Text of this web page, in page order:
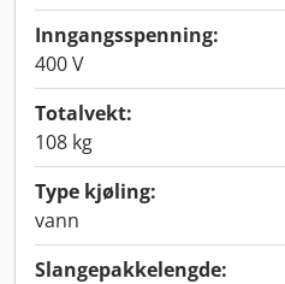
Inngangsspenning:
400 V
Totalvekt:
108 kg
Type kjøling:
vann
Slangepakkelengde: